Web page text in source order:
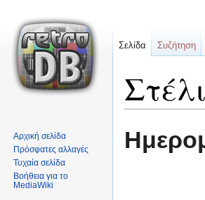
στην
στην
Σελίδα Συζήτηση
Αρχική σελίδα
Πρόσφατες αλλαγές
Τυχαία σελίδα
Βοήθεια για το
MediaWiki